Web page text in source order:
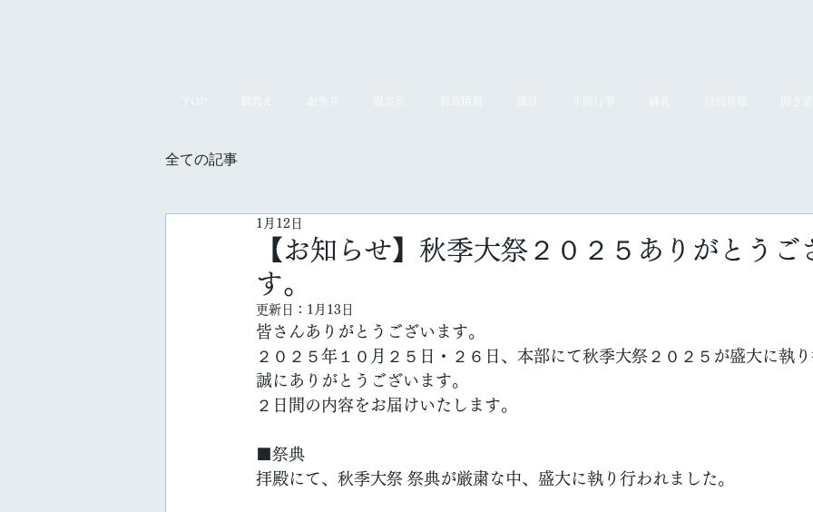
TOP 御教え 特別祈願
全ての記事
【お知らせ】秋季大祭２０２５ありがとうご
す。
1月12日
更新日： 1月13日
皆さんありがとうございます。
２０２５年１０月２５日・２６日、本部にて秋季大祭２０２５が盛大に執
誠にありがとうございます。
２日間の内容をお届けいたします。
■祭典
拝殿にて、秋季大祭 祭典が厳粛な中、盛大に執り行われました。